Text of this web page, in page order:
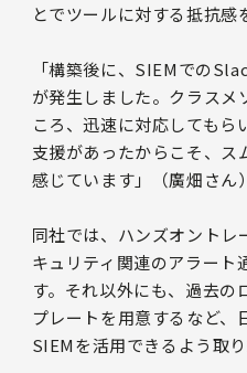
とでツールに対する抵抗感
「構築後に、SIEMでの
が発生しました。クラスメ
ころ、迅速に対応してもら
支援があったからこそ、ス
感じています」（廣畑さん）
同社では、ハンズオントレ
キュリティ関連のアラート
す。それ以外にも、過去の
プレートを用意するなど、
SIEMを活用できるよう取り